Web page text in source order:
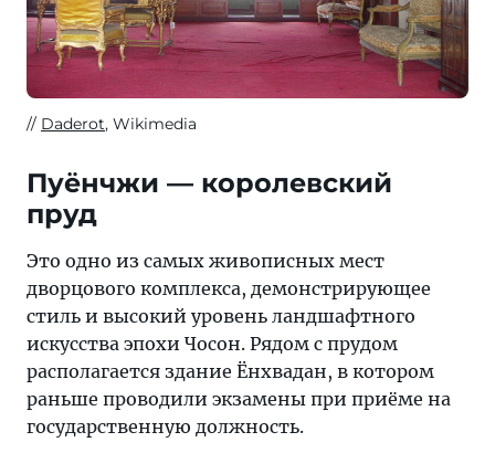
Daderot, Wikimedia
Пуёнчжи — королевский
пруд
Это одно из самых живописных мест
дворцового комплекса, демонстрирующее
стиль и высокий уровень ландшафтного
искусства эпохи Чосон. Рядом с прудом
располагается здание Ёнхвадан, в котором
раньше проводили экзамены при приёме на
государственную должность.